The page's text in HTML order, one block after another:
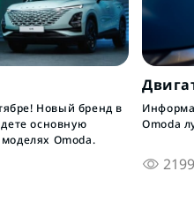
Новый бренд в
основную
Omoda.
Omoda